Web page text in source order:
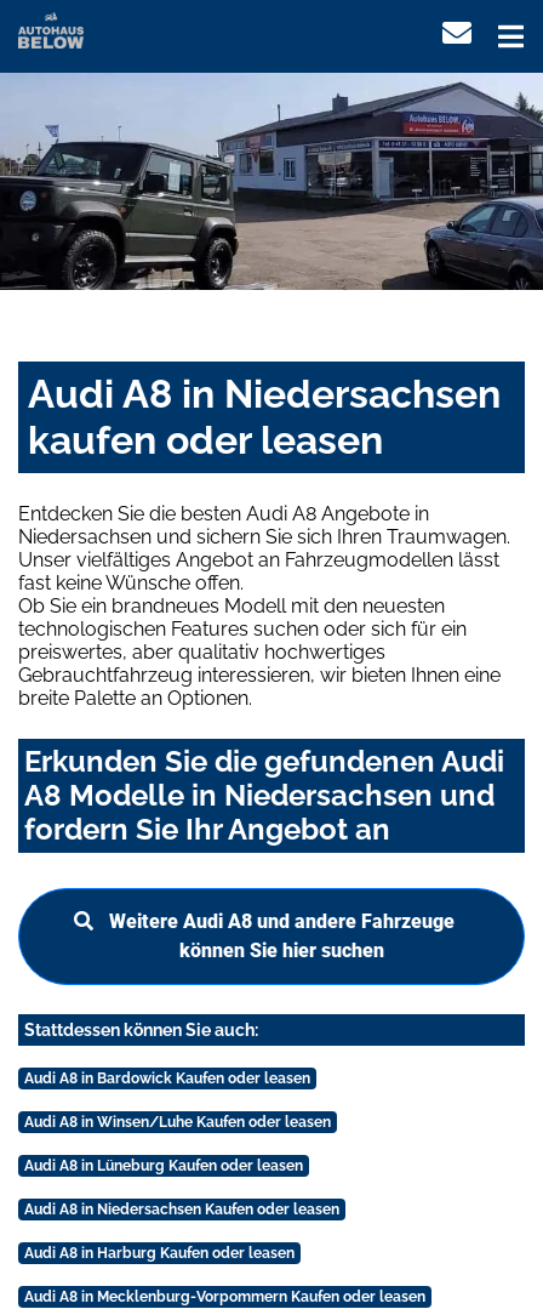
Audi A8 in Niedersachsen
kaufen oder leasen
Entdecken Sie die besten Audi A8 Angebote in
Niedersachsen und sichern Sie sich Ihren Traumwagen.
Unser vielfältiges Angebot an Fahrzeugmodellen lässt
fast keine Wünsche offen.
Ob Sie ein brandneues Modell mit den neuesten
technologischen Features suchen oder sich für ein
preiswertes, aber qualitativ hochwertiges
Gebrauchtfahrzeug interessieren, wir bieten Ihnen eine
breite Palette an Optionen.
Erkunden Sie die gefundenen Audi
A8 Modelle in Niedersachsen und
fordern Sie Ihr Angebot an
Weitere Audi A8 und andere Fahrzeuge
können Sie hier suchen
Stattdessen können Sie auch:
Audi A8 in Bardowick Kaufen oder leasen
Audi A8 in Winsen/Luhe Kaufen oder leasen
Audi A8 in Lüneburg Kaufen oder leasen
Audi A8 in Niedersachsen Kaufen oder leasen
Audi A8 in Harburg Kaufen oder leasen
Audi A8 in Mecklenburg-Vorpommern Kaufen oder leasen